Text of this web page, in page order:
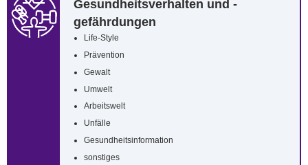
Gesundheitsverhalten und -
gefährdungen
Life-Style
Prävention
Gewalt
Umwelt
Arbeitswelt
Unfälle
Gesundheitsinformation
sonstiges